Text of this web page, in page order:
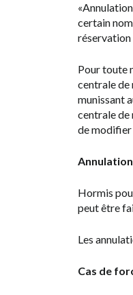
certain
réservation
Pour toute
centrale de
munissant
centrale de
de modifier
Hormis
peut être
Les
Cas de